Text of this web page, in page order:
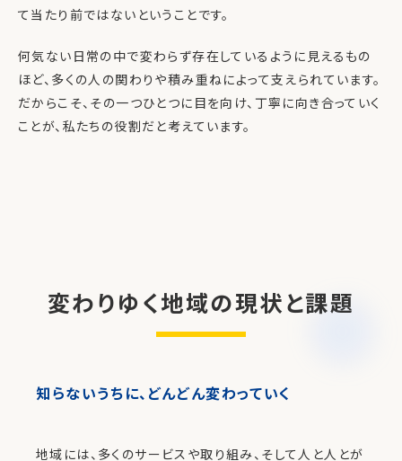
て当たり前ではないということです。
何気ない日常の中で変わらず存在しているように見えるもの
ほど、多くの人の関わりや積み重ねによって支えられています。
だからこそ、その一つひとつに目を向け、丁寧に向き合っていく
ことが、私たちの役割だと考えています。
変わりゆく地域の現状と課題
知らないうちに、どんどん変わっていく
地域には、多くのサービスや取り組み、そして人と人とが